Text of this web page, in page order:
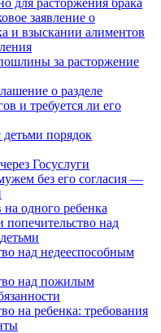
расторжения брака
заявление о
и взыскании алиментов
за расторжение
о разделе
и требуется ли его
детьми порядок
Госуслуги
без его согласия —
одного ребенка
попечительство над
над недееспособным
над пожилым
на ребенка: требования